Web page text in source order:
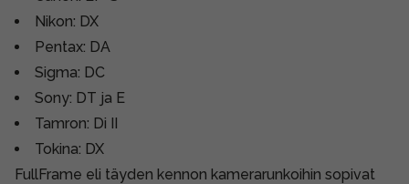
Nikon: DX
Pentax: DA
Sigma: DC
Sony: DT ja E
Tamron: Di II
Tokina: DX
FullFrame eli täyden kennon kamerarunkoihin sopivat